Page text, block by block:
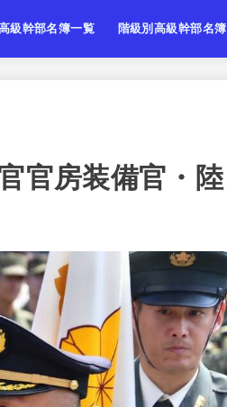
級幹部名簿一覧 階級別高級幹部名簿
官房装備官・陸